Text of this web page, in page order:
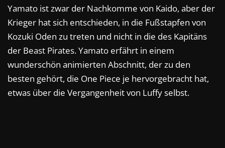
Yamato ist zwar der Nachkomme von Kaido, aber der
Krieger hat sich entschieden, in die Fußstapfen von
Kozuki Oden zu treten und nicht in die des Kapitäns
der Beast Pirates. Yamato erfährt in einem
wunderschön animierten Abschnitt, der zu den
besten gehört, die One Piece je hervorgebracht hat,
etwas über die Vergangenheit von Luffy selbst.